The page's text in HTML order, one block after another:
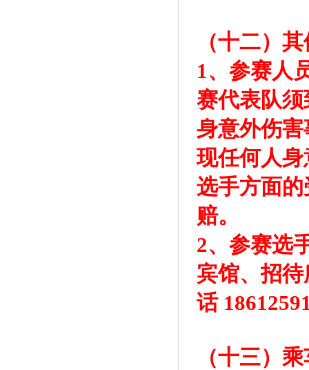
（十二）
1、参赛人
赛代表队
身意外伤
现任何人
选手方面
赔。
2、参赛选
宾馆、招
话
（十三）